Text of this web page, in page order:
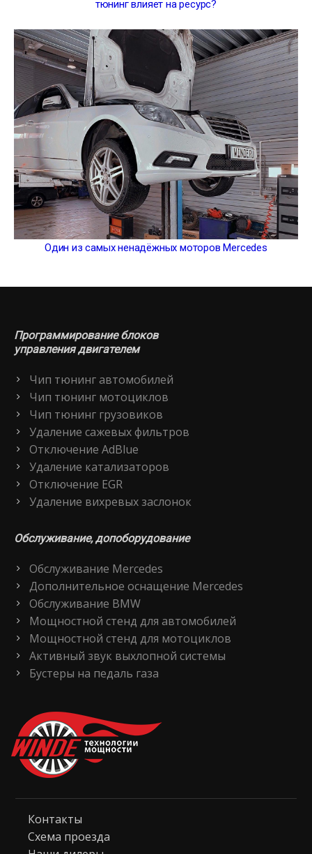
тюнинг влияет на ресурс?
Один из самых ненадёжных моторов Mercedes
Программирование блоков
управления двигателем
Чип тюнинг автомобилей
Чип тюнинг мотоциклов
Чип тюнинг грузовиков
Удаление сажевых фильтров
Отключение AdBlue
Удаление катализаторов
Отключение EGR
Удаление вихревых заслонок
Обслуживание, допоборудование
Обслуживание Mercedes
Дополнительное оснащение Mercedes
Обслуживание BMW
Мощностной стенд для автомобилей
Мощностной стенд для мотоциклов
Активный звук выхлопной системы
Бустеры на педаль газа
Контакты
Схема проезда